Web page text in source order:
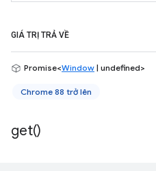
GIÁ TRỊ TRẢ VỀ
Promise<Window | undefined>
Chrome 88 trở lên
get()